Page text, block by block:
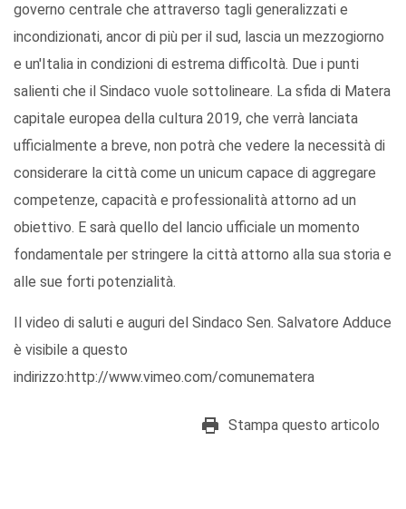
governo centrale che attraverso tagli generalizzati e
incondizionati, ancor di più per il sud, lascia un mezzogiorno
e un'Italia in condizioni di estrema difficoltà. Due i punti
salienti che il Sindaco vuole sottolineare. La sfida di Matera
capitale europea della cultura 2019, che verrà lanciata
ufficialmente a breve, non potrà che vedere la necessità di
considerare la città come un unicum capace di aggregare
competenze, capacità e professionalità attorno ad un
obiettivo. E sarà quello del lancio ufficiale un momento
fondamentale per stringere la città attorno alla sua storia e
alle sue forti potenzialità.
Il video di saluti e auguri del Sindaco Sen. Salvatore Adduce
è visibile a questo
indirizzo:http://www.vimeo.com/comunematera
Stampa questo articolo